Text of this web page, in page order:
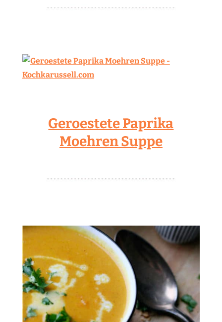
Geroestete Paprika
Moehren Suppe